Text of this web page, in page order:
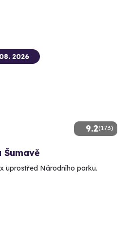
9.2(173)
2026
Šumavě
uprostřed Národního parku.